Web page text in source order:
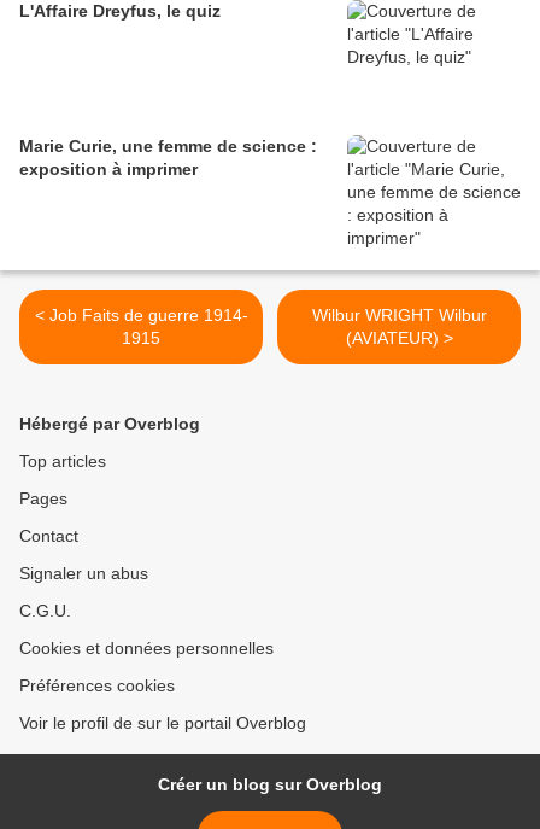
L'Affaire Dreyfus, le quiz
Marie Curie, une femme de science :
exposition à imprimer
< Job Faits de guerre 1914-
1915
Wilbur WRIGHT Wilbur
(AVIATEUR) >
Hébergé par Overblog
Top articles
Pages
Contact
Signaler un abus
C.G.U.
Cookies et données personnelles
Préférences cookies
Voir le profil de sur le portail Overblog
Créer un blog sur Overblog